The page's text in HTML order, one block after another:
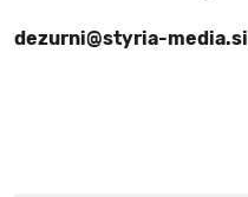
dezurni@styria-media.si